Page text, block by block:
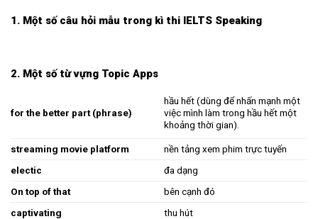
1. Một số câu hỏi mẫu trong kì thi IELTS Speaking
2. Một số từ vựng Topic Apps
for the better part (phrase)
hầu hết (dùng để nhấn mạnh một
việc mình làm trong hầu hết một
khoảng thời gian).
streaming movie platform
nền tảng xem phim trực tuyến
electic
đa dạng
On top of that
bên cạnh đó
captivating
thu hút